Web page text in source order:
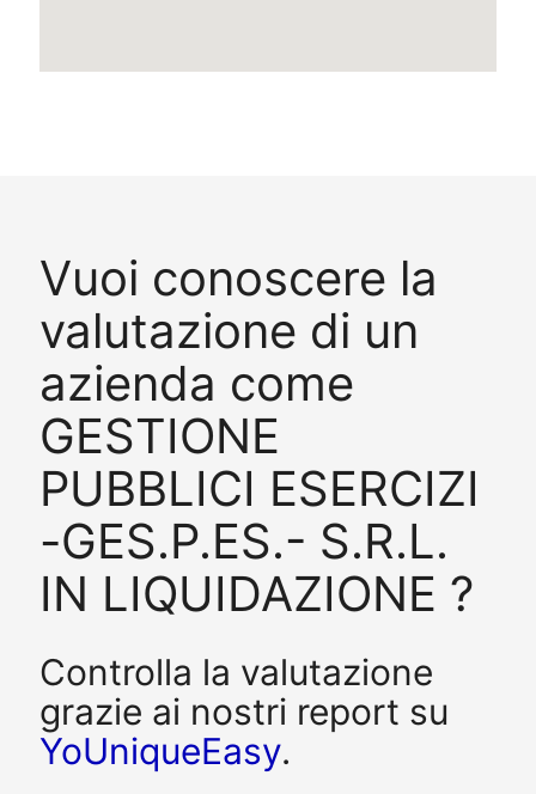
Vuoi conoscere la
valutazione di un
azienda come
GESTIONE
PUBBLICI ESERCIZI
-GES.P.ES.- S.R.L.
IN LIQUIDAZIONE ?
Controlla la valutazione
grazie ai nostri report su
YoUniqueEasy.